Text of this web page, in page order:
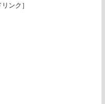
ンク］